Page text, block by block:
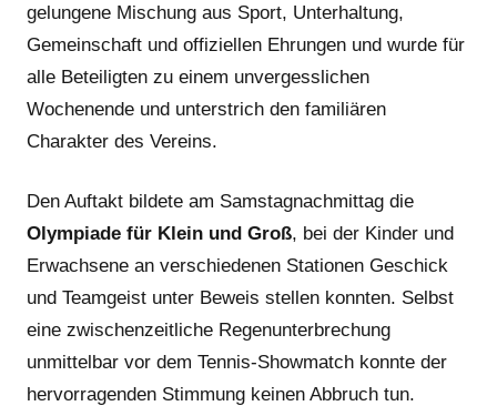
gelungene Mischung aus Sport, Unterhaltung,
Gemeinschaft und offiziellen Ehrungen und wurde für
alle Beteiligten zu einem unvergesslichen
Wochenende und unterstrich den familiären
Charakter des Vereins.
Den Auftakt bildete am Samstagnachmittag die
Olympiade für Klein und Groß, bei der Kinder und
Erwachsene an verschiedenen Stationen Geschick
und Teamgeist unter Beweis stellen konnten. Selbst
eine zwischenzeitliche Regenunterbrechung
unmittelbar vor dem Tennis-Showmatch konnte der
hervorragenden Stimmung keinen Abbruch tun.